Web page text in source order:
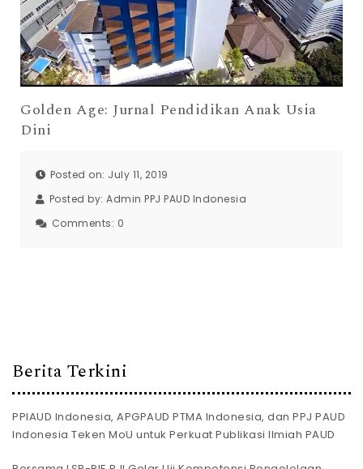
Golden Age: Jurnal Pendidikan Anak Usia
Dini
Posted on: July 11, 2019
Posted by: Admin PPJ PAUD Indonesia
Comments: 0
Berita Terkini
PPIAUD Indonesia, APGPAUD PTMA Indonesia, dan PPJ PAUD
Indonesia Teken MoU untuk Perkuat Publikasi Ilmiah PAUD